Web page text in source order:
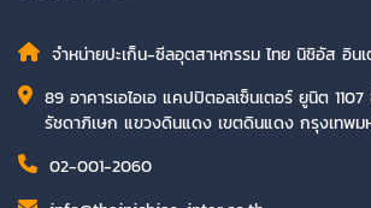
จำหน่ายปะเก็น-ซีลอุตสาหกรรม ไทย นิชิอัส อิน
89 อาคารเอไอเอ แคปปิตอลเซ็นเตอร์ ยูนิต
รัชดาภิเษก แขวงดินแดง เขตดินแดง กรุงเทพม
02-001-2060